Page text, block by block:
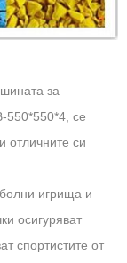
за
550*550*4, се
отличните си
игрища и
осигуряват
спортистите от